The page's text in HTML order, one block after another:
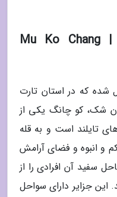
پارک ملی مو کو چانگ | Mu Ko Chang
تشکیل شده که در استان تارت
شک، کو چانگ یکی از
تایلند است و به قله
و انبوه و فضای آرامش
سفید آن افرادی را از
جزایر دارای سواحل